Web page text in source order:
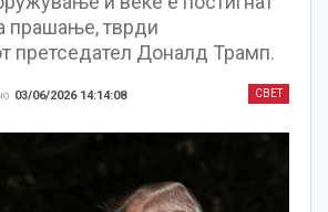
прашање, тврди
претседател Доналд Трамп.
СВЕТ
03/06/2026 14:14:08